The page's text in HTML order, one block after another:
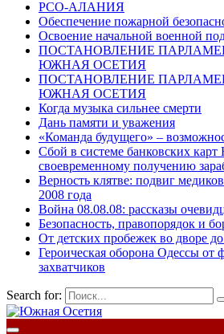
РСО-АЛАНИЯ
Обеспечение пожарной
Освоение начальной военной
ПОСТАНОВЛЕНИЕ
ЮЖНАЯ ОСЕТИЯ
ПОСТАНОВЛЕНИЕ
ЮЖНАЯ ОСЕТИЯ
Когда музыка сильнее смерти
Дань памяти и уважения
«Команда будущего» –
Сбой в системе банковских
своевременному получению
Верность клятве: подвиг
2008 года
Война 08.08.08: рассказы
Безопасность, правопорядок и
От детских пробежек во дворе до
Героическая оборона Одессы от
захватчиков
Search for: